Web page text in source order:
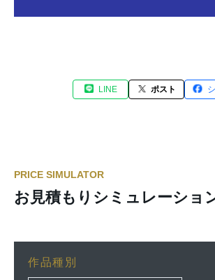
LINE ポスト
PRICE SIMULATOR
お見積もりシミュレーショ
作品種別